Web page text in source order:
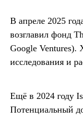
В апреле 2025
возглавил фонд
Google Ventures).
исследования и
Ещё в 2024 году
Потенциальный